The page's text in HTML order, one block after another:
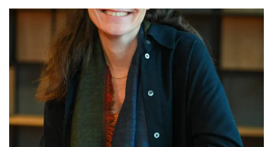
consument te delen via Consumenten Data
Leveranciers. Graag nemen we geïnteresseerden
tijdens een (online of